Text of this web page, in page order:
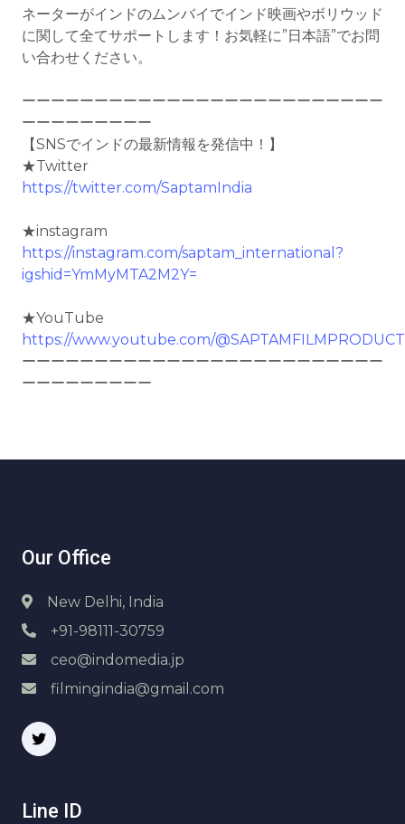
ネーターがインドのムンバイでインド映画やボリウッド
に関して全てサポートします！お気軽に”日本語”でお問
い合わせください。
ーーーーーーーーーーーーーーーーーーーーーーーーー
ーーーーーーーーー
【SNSでインドの最新情報を発信中！】
★Twitter
https://twitter.com/SaptamIndia
★instagram
https://instagram.com/saptam_international?
igshid=YmMyMTA2M2Y=
★YouTube
https://www.youtube.com/
ーーーーーーーーーーーーーーーーーーーーーーーーー
ーーーーーーーーー
Our Office
New Delhi, India
+91-98111-30759
ceo@indomedia.jp
filmingindia@gmail.com
Line ID